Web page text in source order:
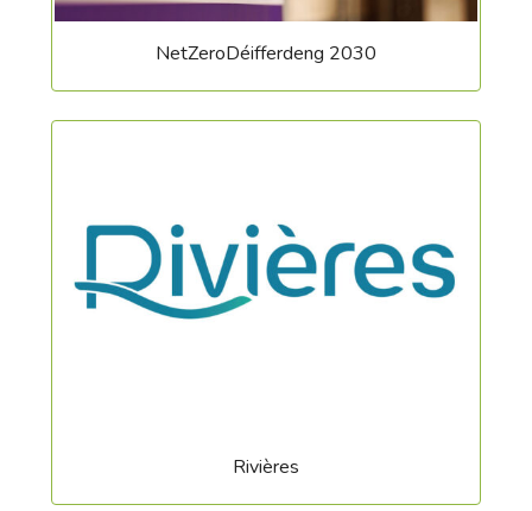
NetZeroDéifferdeng 2030
Rivières